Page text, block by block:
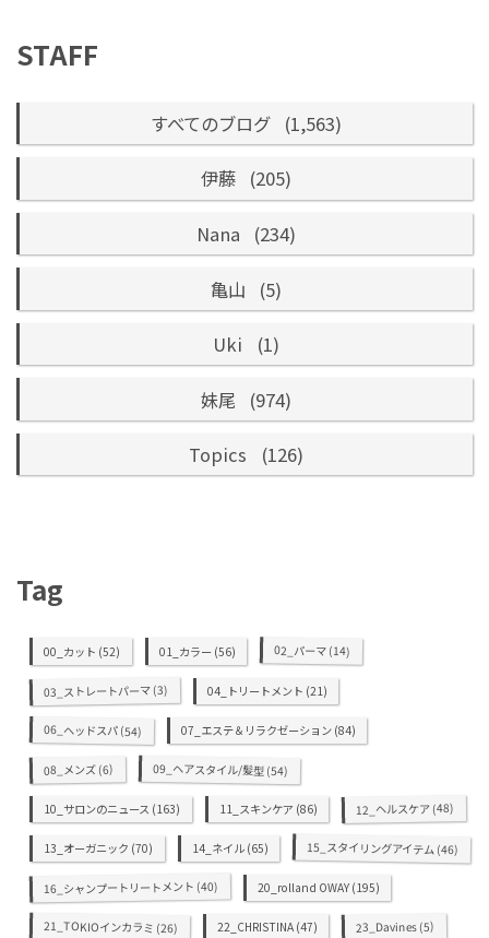
STAFF
すべてのブログ (1,563)
伊藤 (205)
Nana (234)
亀山 (5)
Uki (1)
妹尾 (974)
Topics (126)
Tag
00_カット (52) 01_カラー (56) 02_パーマ(14)
03_ストレートパーマ(3) 04_トリートメント (21)
06_ヘッドスパ(54) 07_エステ＆リラクゼーション(84)
08_メンズ(6) 09_ヘアスタイル/髪型(54)
10_サロンのニュース (163) 11_スキンケア (86) 12_ヘルスケア (48)
13_オーガニック (70) 14_ネイル(65) 15_スタイリングアイテム (46)
16_シャンプートリートメント (40) 20_rolland OWAY(195)
21_TOKIOインカラミ (26) 22_CHRISTINA(47) 23_Davines(5)